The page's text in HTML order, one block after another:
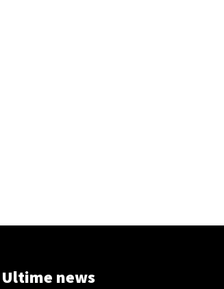
Ultime news